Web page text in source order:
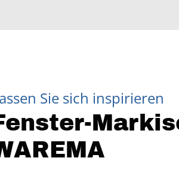
Sie sich inspirieren